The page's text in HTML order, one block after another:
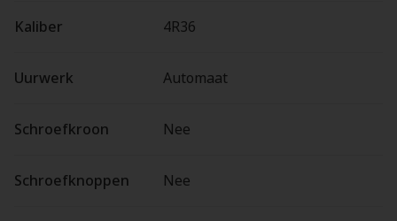
Kaliber 4R36
Uurwerk Automaat
Schroefkroon Nee
Schroefknoppen Nee